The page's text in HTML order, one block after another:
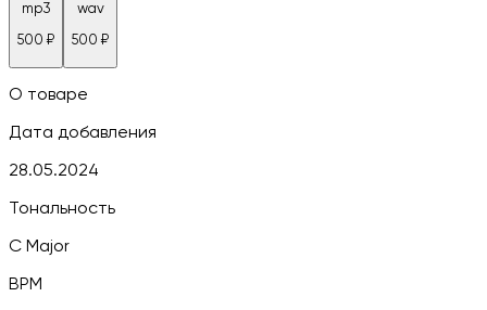
mp3
500 ₽
wav
500 ₽
О товаре
Дата добавления
28.05.2024
Тональность
C Major
BPM